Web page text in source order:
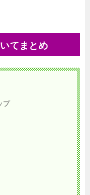
てまとめ
プ